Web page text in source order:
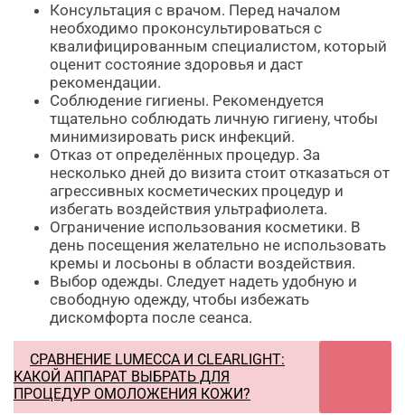
Консультация с врачом. Перед началом
необходимо проконсультироваться с
квалифицированным специалистом, который
оценит состояние здоровья и даст
рекомендации.
Соблюдение гигиены. Рекомендуется
тщательно соблюдать личную гигиену, чтобы
минимизировать риск инфекций.
Отказ от определённых процедур. За
несколько дней до визита стоит отказаться от
агрессивных косметических процедур и
избегать воздействия ультрафиолета.
Ограничение использования косметики. В
день посещения желательно не использовать
кремы и лосьоны в области воздействия.
Выбор одежды. Следует надеть удобную и
свободную одежду, чтобы избежать
дискомфорта после сеанса.
СРАВНЕНИЕ LUMECCA И CLEARLIGHT:
КАКОЙ АППАРАТ ВЫБРАТЬ ДЛЯ
ПРОЦЕДУР ОМОЛОЖЕНИЯ КОЖИ?